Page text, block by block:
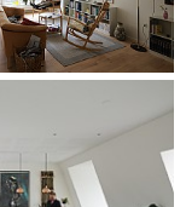
udkraget
og danner
huse.